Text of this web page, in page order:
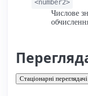
<number2>
Числове
Стаціонарні переглядачі